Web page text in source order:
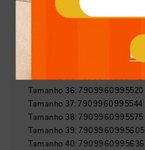
Indústria Brasileira
7909960995469
7909960995490
Tamanho35:7909960826442
Tamanho 36:7909960995520
Tamanho 37:7909960995544
Tamanho 38:7909960995575
Tamanho 39:7909960995605
Tamanho40:7909960995636